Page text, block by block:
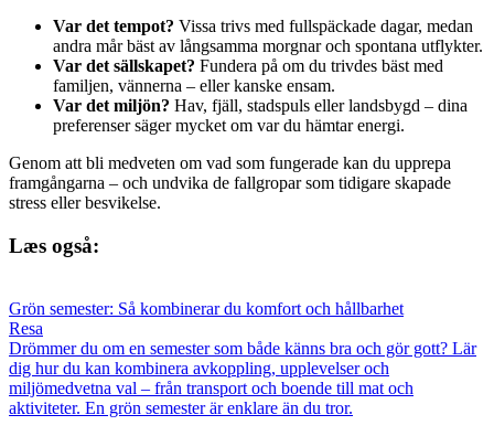
Var det tempot? Vissa trivs med fullspäckade dagar, medan
andra mår bäst av långsamma morgnar och spontana utflykter.
Var det sällskapet? Fundera på om du trivdes bäst med
familjen, vännerna – eller kanske ensam.
Var det miljön? Hav, fjäll, stadspuls eller landsbygd – dina
preferenser säger mycket om var du hämtar energi.
Genom att bli medveten om vad som fungerade kan du upprepa
framgångarna – och undvika de fallgropar som tidigare skapade
stress eller besvikelse.
Læs også:
Grön semester: Så kombinerar du komfort och hållbarhet
Resa
Drömmer du om en semester som både känns bra och gör gott? Lär
dig hur du kan kombinera avkoppling, upplevelser och
miljömedvetna val – från transport och boende till mat och
aktiviteter. En grön semester är enklare än du tror.